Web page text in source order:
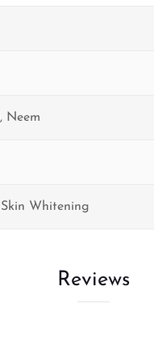
, Neem
Skin Whitening
Reviews